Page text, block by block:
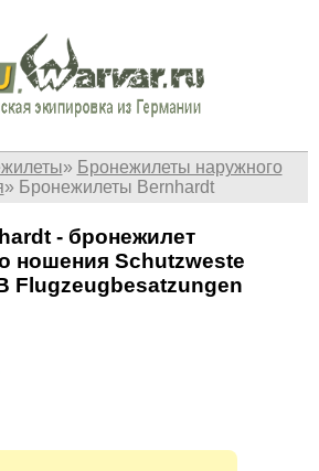
» Бронежилеты наружного
» Бронежилеты Bernhardt
- бронежилет
ношения Schutzweste
Flugzeugbesatzungen